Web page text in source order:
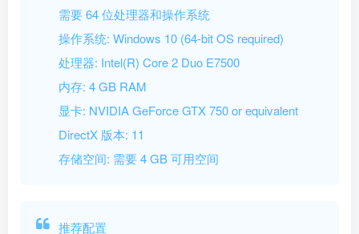
需要 64 位处理器和操作系统
操作系统: Windows 10 (64-bit OS required)
处理器: Intel(R) Core 2 Duo E7500
内存: 4 GB RAM
显卡: NVIDIA GeForce GTX 750 or equivalent
DirectX 版本: 11
存储空间: 需要 4 GB 可用空间
推荐配置